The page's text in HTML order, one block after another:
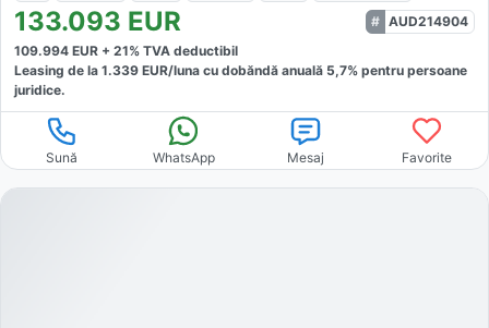
133.093 EUR
AUD214904
109.994 EUR + 21% TVA deductibil
Leasing de la 1.339 EUR/luna cu dobăndă anuală 5,7% pentru persoane
juridice.
Sună WhatsApp Mesaj Favorite